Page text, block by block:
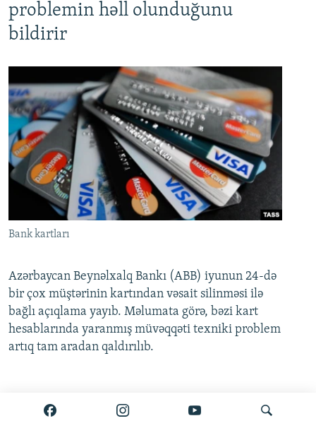
problemin həll olunduğunu
bildirir
Bank kartları
Azərbaycan Beynəlxalq Bankı (ABB) iyunun 24-də
bir çox müştərinin kartından vəsait silinməsi ilə
bağlı açıqlama yayıb. Məlumata görə, bəzi kart
hesablarında yaranmış müvəqqəti texniki problem
artıq tam aradan qaldırılıb.
Ətraflı burada oxuyun